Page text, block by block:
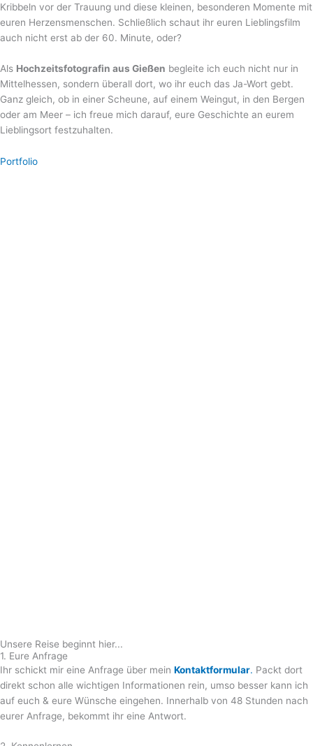
Kribbeln vor der Trauung und diese kleinen, besonderen Momente mit
euren Herzensmenschen. Schließlich schaut ihr euren Lieblingsfilm
auch nicht erst ab der 60. Minute, oder?
Als Hochzeitsfotografin aus Gießen begleite ich euch nicht nur in
Mittelhessen, sondern überall dort, wo ihr euch das Ja-Wort gebt.
Ganz gleich, ob in einer Scheune, auf einem Weingut, in den Bergen
oder am Meer – ich freue mich darauf, eure Geschichte an eurem
Lieblingsort festzuhalten.
Portfolio
Unsere Reise beginnt hier...
1. Eure Anfrage
Ihr schickt mir eine Anfrage über mein Kontaktformular. Packt dort
direkt schon alle wichtigen Informationen rein, umso besser kann ich
auf euch & eure Wünsche eingehen. Innerhalb von 48 Stunden nach
eurer Anfrage, bekommt ihr eine Antwort.